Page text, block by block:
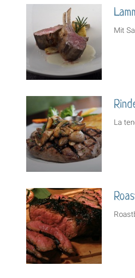
Mit
La